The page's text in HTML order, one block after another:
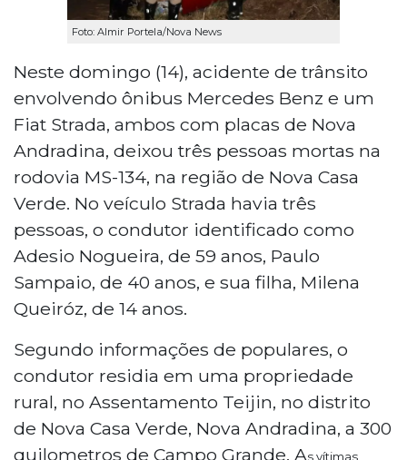
Foto: Almir Portela/Nova News
Neste domingo (14), acidente de trânsito
envolvendo ônibus Mercedes Benz e um
Fiat Strada, ambos com placas de Nova
Andradina, deixou três pessoas mortas na
rodovia MS-134, na região de Nova Casa
Verde. No veículo Strada havia três
pessoas, o condutor identificado como
Adesio Nogueira, de 59 anos, Paulo
Sampaio, de 40 anos, e sua filha, Milena
Queiróz, de 14 anos.
Segundo informações de populares, o
condutor residia em uma propriedade
rural, no Assentamento Teijin, no distrito
de Nova Casa Verde, Nova Andradina, a 300
quilometros de Campo Grande. As vítimas